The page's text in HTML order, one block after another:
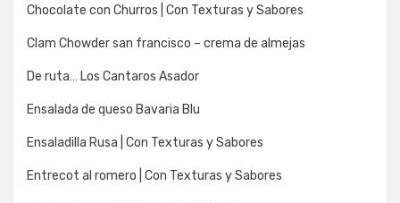
Chocolate con Churros | Con Texturas y Sabores
Clam Chowder san francisco – crema de almejas
De ruta… Los Cantaros Asador
Ensalada de queso Bavaria Blu
Ensaladilla Rusa | Con Texturas y Sabores
Entrecot al romero | Con Texturas y Sabores